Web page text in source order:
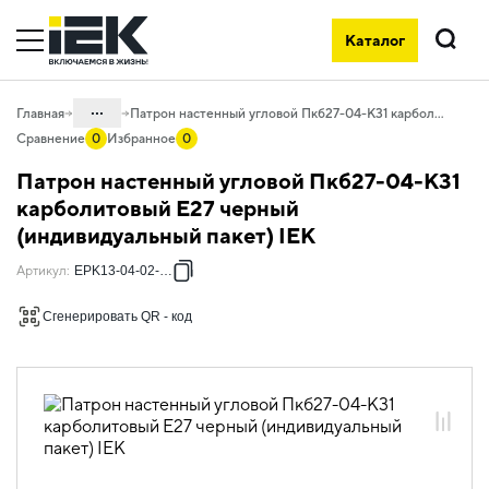
Каталог
Поиск
Главная ...
10. Светотехника
10.01 Источники света
10.01.03 Электропатроны,
10.01.03.01 Электропатроны
Патрон настенный угловой Пкб27-04-К31 карболитовый Е27 черный (индивидуальный пакет) IEK
Сравнение 0 Избранное 0
Патрон настенный угловой Пкб27-04-К31
карболитовый Е27 черный
(индивидуальный пакет) IEK
Артикул: EPK13-04-02-K01
Сгенерировать QR - код